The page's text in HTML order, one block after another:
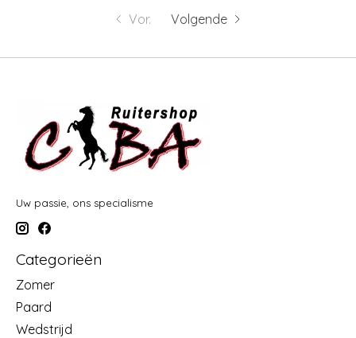
Vor. Volgende
Uw passie, ons specialisme
Categorieën
Zomer
Paard
Wedstrijd